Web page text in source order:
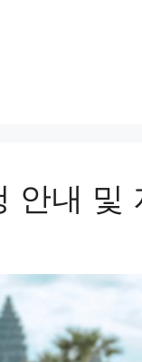
안내 및